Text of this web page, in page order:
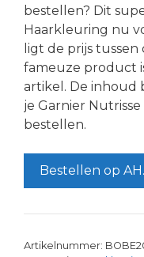
bestellen? Dit
Haarkleuring nu
ligt de prijs tussen
fameuze product
artikel. De inhoud
je Garnier
bestellen.
Bestellen op
Artikelnummer: